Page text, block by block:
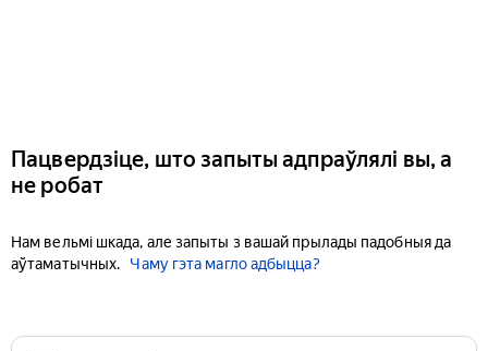
Пацвердзіце, што запыты адпраўлялі вы, а
не робат
Нам вельмі шкада, але запыты з вашай прылады падобныя да
аўтаматычных.
Чаму гэта магло адбыцца?